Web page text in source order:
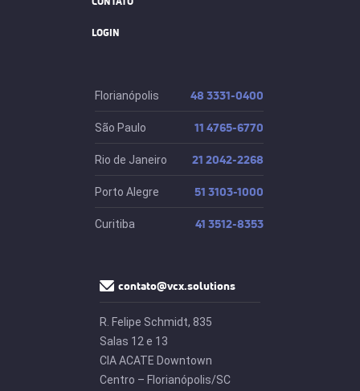
LOGIN
Florianópolis 48 3331-0400
São Paulo 11 4765-6770
Rio de Janeiro 21 2042-2268
Porto Alegre 51 3103-1000
Curitiba 41 3512-8353
contato@vcx.solutions
R. Felipe Schmidt, 835
Salas 12 e 13
CIA ACATE Downtown
Centro – Florianópolis/SC